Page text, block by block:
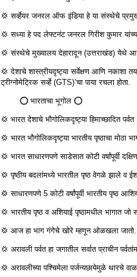
💢 सर्व्हेयर जनरल ऑफ इंडिया हे या संस्थेचे
💢 सध्या हे पद लेफ्टनंट जनरल गिरीश कुमार
💢 संस्थेचे मुख्यालय देहारादून (उत्तराखंड) येथे
💢 देशाचे शास्त्रीयदृष्ट्या सर्वेक्षण आणि नकाशा
ट्रीग्नोमेट्रिक सर्व्हे (GTS)’चा पाया रचला होता.
⭕️ भारताचा भूगोल ⭕️
💢 भारत देशाचे भौगोलिकदृष्ट्या हिमाच्छादित
💢 भारत भौगोलिकदृष्ट्या भारतीय पृष्ठाचा
💢 भारत साधारणपणे साडेसात कोटी वर्षांपूर्वी
💢 पृष्ठीय बदलांमध्ये भारतील पृष्ठ वेगळे झाले व
💢 साधारणपणे 5 कोटी वर्षांपूर्वी भारतीय पृष्ठ
💢 भारतीय पृष्ठ व अशियाई पृष्ठामधील भागात
💢 आज हा भाग गंगेचे खोरे म्हणून ओळखला जातो.
💢 अरावली पर्वत हा जगातील सर्वात प्राचीन
💢 अरावलीच्या पश्चिमेला पर्जन्यछायेमुळे थारचे